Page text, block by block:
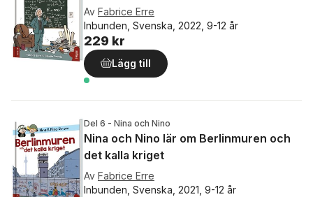
Av Fabrice Erre
Inbunden, Svenska, 2022, 9-12 år
229 kr
Lägg till
Del 6 - Nina och Nino
Nina och Nino lär om Berlinmuren och
det kalla kriget
Av Fabrice Erre
Inbunden, Svenska, 2021, 9-12 år